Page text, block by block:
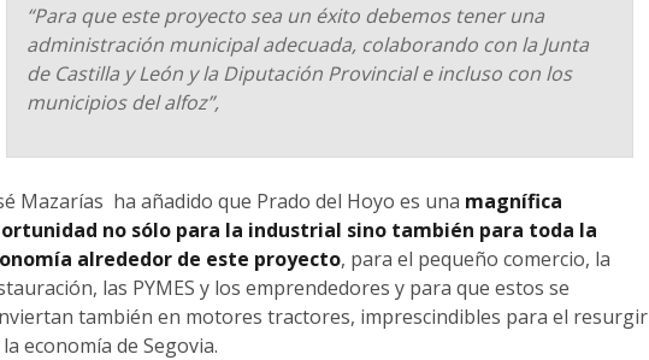
“Para que este proyecto sea un éxito debemos tener una
administración municipal adecuada, colaborando con la Junta
de Castilla y León y la Diputación Provincial e incluso con los
municipios del alfoz”,
Mazarías ha añadido que Prado del Hoyo es una magnífica
no sólo para la industrial sino también para toda la
alrededor de este proyecto, para el pequeño comercio, la
las PYMES y los emprendedores y para que estos se
también en motores tractores, imprescindibles para el resurgir
economía de Segovia.